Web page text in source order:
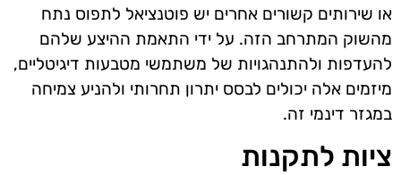
או שירותים קשורים אחרים יש פוטנציאל לתפוס נתח
מהשוק המתרחב הזה. על ידי התאמת ההיצע שלהם
להעדפות ולהתנהגויות של משתמשי מטבעות דיגיטליים,
מיזמים אלה יכולים לבסס יתרון תחרותי ולהניע צמיחה
במגזר דינמי זה.
ציות לתקנות